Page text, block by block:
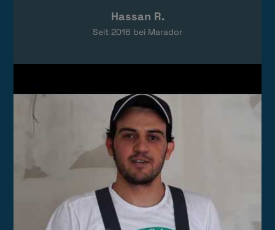
Das Video wird von YouTube eingebettet.
Datenschutzerklärungen
Hassan R.
Seit 2016 bei Marador